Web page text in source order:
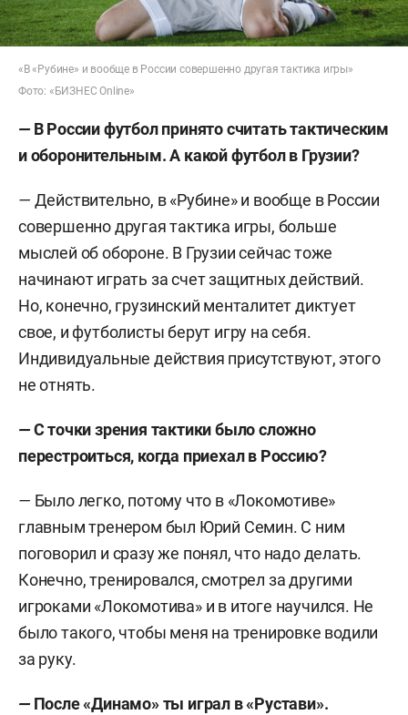
«В «Рубине» и вообще в России совершенно другая тактика игры»
Фото: «БИЗНЕС Online»
—В России футбол принято считать тактическим
и оборонительным. А какой футбол в Грузии?
— Действительно, в «Рубине» и вообще в России
совершенно другая тактика игры, больше
мыслей об обороне. В Грузии сейчас тоже
начинают играть за счет защитных действий.
Но, конечно, грузинский менталитет диктует
свое, и футболисты берут игру на себя.
Индивидуальные действия присутствуют, этого
не отнять.
—С точки зрения тактики было сложно
перестроиться, когда приехал в Россию?
— Было легко, потому что в «Локомотиве»
главным тренером был Юрий Семин. С ним
поговорил и сразу же понял, что надо делать.
Конечно, тренировался, смотрел за другими
игроками «Локомотива» и в итоге научился. Не
было такого, чтобы меня на тренировке водили
за руку.
—После «Динамо» ты играл в «Рустави».